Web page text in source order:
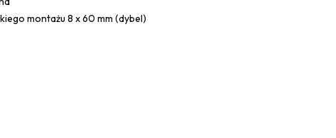
montażu 8 x 60 mm (dybel)